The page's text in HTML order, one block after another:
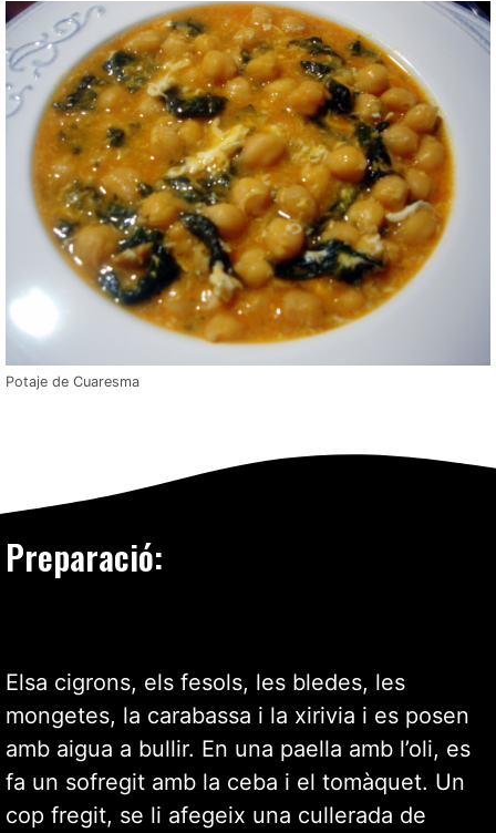
Potaje de Cuaresma
Preparació:
Elsa cigrons, els fesols, les bledes, les
mongetes, la carabassa i la xirivia i es posen
amb aigua a bullir. En una paella amb l’oli, es
fa un sofregit amb la ceba i el tomàquet. Un
cop fregit, se li afegeix una cullerada de